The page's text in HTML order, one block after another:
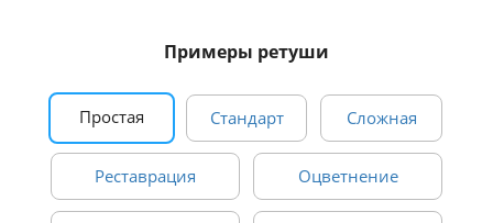
Примеры ретуши
Простая Стандарт Сложная
Реставрация Оцветнение